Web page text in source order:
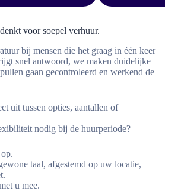
voor soepel verhuur.
bij mensen die het graag in één keer
snel antwoord, we maken duidelijke
gaan gecontroleerd en werkend de
uit tussen opties, aantallen of
nodig bij de huurperiode?
taal, afgestemd op uw locatie,
u mee.